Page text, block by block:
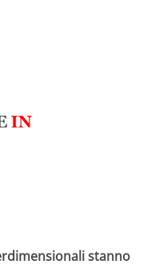
stanno